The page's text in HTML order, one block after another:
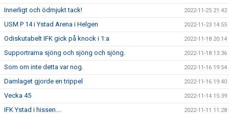
Innerligt och ödmjukt tack! 2022-11-25 21:42
USM P 14 i Ystad Arena i Helgen 2022-11-23 14:55
Odiskutabelt IFK gick på knock i 1:a 2022-11-18 20:14
Supportrarna sjöng och sjöng och sjöng. 2022-11-18 13:36
Som om inte detta var nog. 2022-11-16 19:54
Damlaget gjorde en trippel 2022-11-16 19:40
Vecka 45 2022-11-14 15:39
IFK Ystad i hissen.... 2022-11-11 11:28